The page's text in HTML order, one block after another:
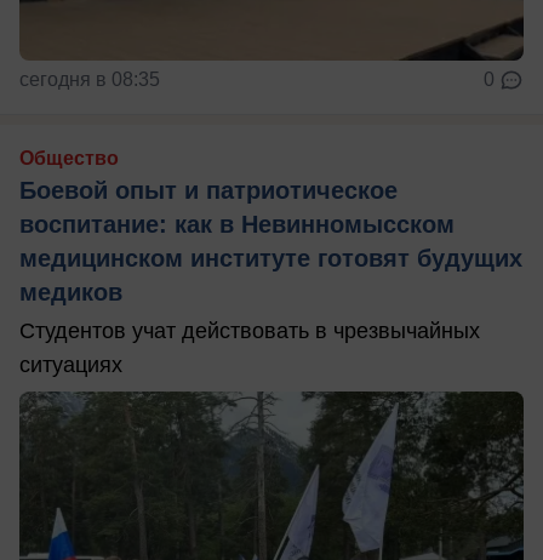
сегодня в 08:35 0
Общество
Боевой опыт и патриотическое
воспитание: как в Невинномысском
медицинском институте готовят будущих
медиков
Студентов учат действовать в чрезвычайных
ситуациях